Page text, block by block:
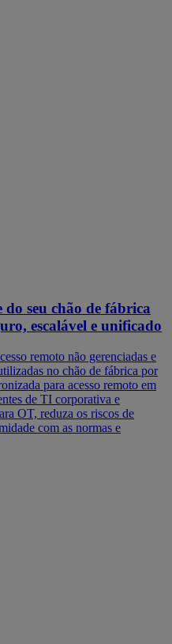
seu chão de fábrica
escalável e unificado
remoto não gerenciadas e
no chão de fábrica por
para acesso remoto em
de TI corporativa e
OT, reduza os riscos de
com as normas e